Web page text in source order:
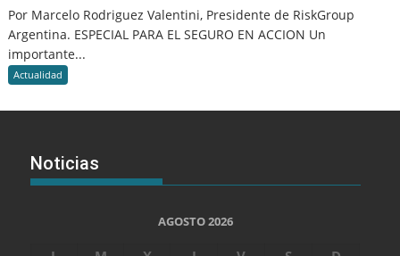
Por Marcelo Rodriguez Valentini, Presidente de RiskGroup
Argentina. ESPECIAL PARA EL SEGURO EN ACCION Un
importante...
Actualidad
Noticias
AGOSTO 2026